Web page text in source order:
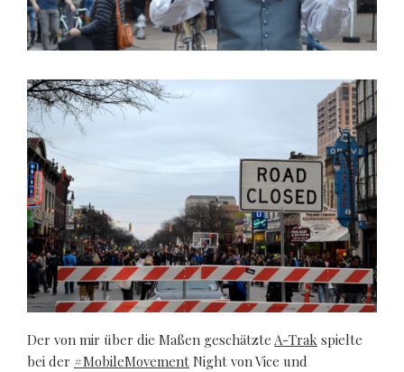
Der von mir über die Maßen geschätzte A-Trak spielte
bei der #MobileMovement Night von Vice und